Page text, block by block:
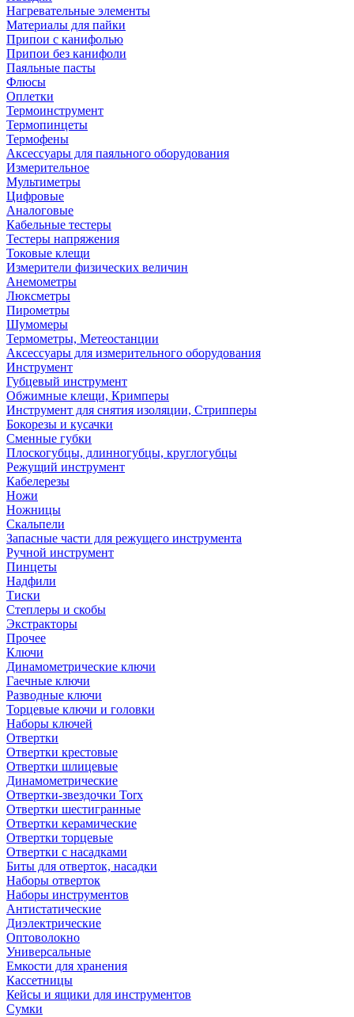
Нагревательные элементы
Материалы для пайки
Припои с канифолью
Припои без канифоли
Паяльные пасты
Флюсы
Оплетки
Термоинструмент
Термопинцеты
Термофены
Аксессуары для паяльного оборудования
Измерительное
Мультиметры
Цифровые
Аналоговые
Кабельные тестеры
Тестеры напряжения
Токовые клещи
Измерители физических величин
Анемометры
Люксметры
Пирометры
Шумомеры
Термометры, Метеостанции
Аксессуары для измерительного оборудования
Инструмент
Губцевый инструмент
Обжимные клещи, Кримперы
Инструмент для снятия изоляции, Стрипперы
Бокорезы и кусачки
Сменные губки
Плоскогубцы, длинногубцы, круглогубцы
Режущий инструмент
Кабелерезы
Ножи
Ножницы
Скальпели
Запасные части для режущего инструмента
Ручной инструмент
Пинцеты
Надфили
Тиски
Степлеры и скобы
Экстракторы
Прочее
Ключи
Динамометрические ключи
Гаечные ключи
Разводные ключи
Торцевые ключи и головки
Наборы ключей
Отвертки
Отвертки крестовые
Отвертки шлицевые
Динамометрические
Отвертки-звездочки Torx
Отвертки шестигранные
Отвертки керамические
Отвертки торцевые
Отвертки с насадками
Биты для отверток, насадки
Наборы отверток
Наборы инструментов
Антистатические
Диэлектрические
Оптоволокно
Универсальные
Емкости для хранения
Кассетницы
Кейсы и ящики для инструментов
Сумки